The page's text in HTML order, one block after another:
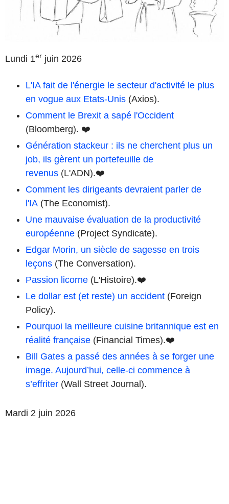
Lundi 1er juin 2026
L'IA fait de l'énergie le secteur d'activité le plus
en vogue aux Etats-Unis (Axios).
Comment le Brexit a sapé l'Occident
(Bloomberg). ❤️
Génération stackeur : ils ne cherchent plus un
job, ils gèrent un portefeuille de
revenus (L'ADN).❤️
Comment les dirigeants devraient parler de
l'IA (The Economist).
Une mauvaise évaluation de la productivité
européenne (Project Syndicate).
Edgar Morin, un siècle de sagesse en trois
leçons (The Conversation).
Passion licorne (L'Histoire).❤️
Le dollar est (et reste) un accident (Foreign
Policy).
Pourquoi la meilleure cuisine britannique est en
réalité française (Financial Times).❤️
Bill Gates a passé des années à se forger une
image. Aujourd’hui, celle-ci commence à
s’effriter (Wall Street Journal).
Mardi 2 juin 2026